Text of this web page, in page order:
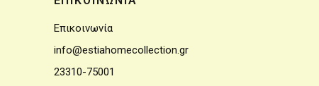
Επικοινωνία
info@estiahomecollection.gr
23310-75001